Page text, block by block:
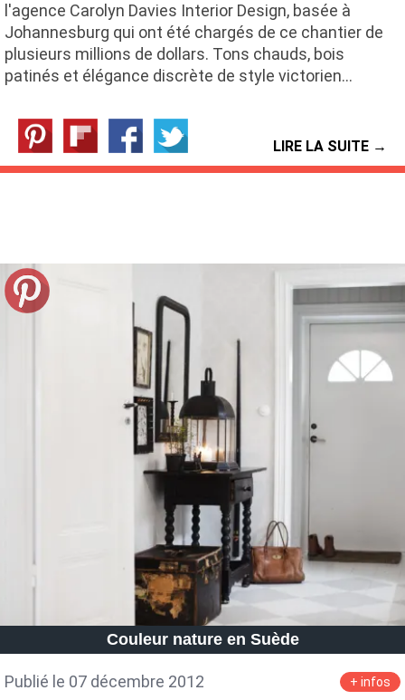
l'agence Carolyn Davies Interior Design, basée à
Johannesburg qui ont été chargés de ce chantier de
plusieurs millions de dollars. Tons chauds, bois
patinés et élégance discrète de style victorien…
LIRE LA SUITE →
Couleur nature en Suède
Publié le 07 décembre 2012 + infos